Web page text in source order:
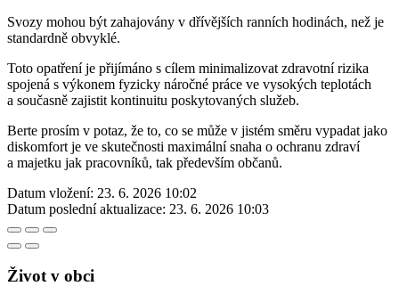
Svozy mohou být zahajovány v dřívějších ranních hodinách, než je
standardně obvyklé.
Toto opatření je přijímáno s cílem minimalizovat zdravotní rizika
spojená s výkonem fyzicky náročné práce ve vysokých teplotách
a současně zajistit kontinuitu poskytovaných služeb.
Berte prosím v potaz, že to, co se může v jistém směru vypadat jako
diskomfort je ve skutečnosti maximální snaha o ochranu zdraví
a majetku jak pracovníků, tak především občanů.
Datum vložení: 23. 6. 2026 10:02
Datum poslední aktualizace: 23. 6. 2026 10:03
Život v obci